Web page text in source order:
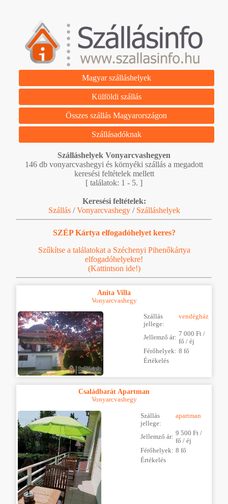
Magyar szálláshelyek
Külföldi szállás
Összes szállás Magyarországon
Szállásadóknak
Szálláshelyek Vonyarcvashegyen
146 db vonyarcvashegyi és környéki szállás a megadott
keresési feltételek mellett
[ találatok: 1 - 5. ]
Keresési feltételek:
Szállás/Vonyarcvashegy/ Szálláshelyek
SZÉP Kártya elfogadóhelyet keres?
Szűkítse a találatokat a Széchenyi Pihenőkártya
elfogadóhelyekre!
(Kattintson ide!)
Anita Villa
Vonyarcvashegy
Szállás
jellege:
vendégház
Jellemző ár: 7 000 Ft /
fő / éj
Férőhelyek: 8 fő
Értékelés
Családbarát Apartman
Vonyarcvashegy
Szállás
jellege:
apartman
Jellemző ár: 9 500 Ft /
fő / éj
Férőhelyek: 8 fő
Értékelés